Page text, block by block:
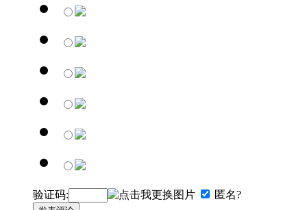
验证码: 匿名?